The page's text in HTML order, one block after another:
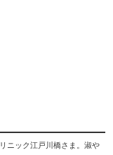
ニック江戸川橋さま。淑や